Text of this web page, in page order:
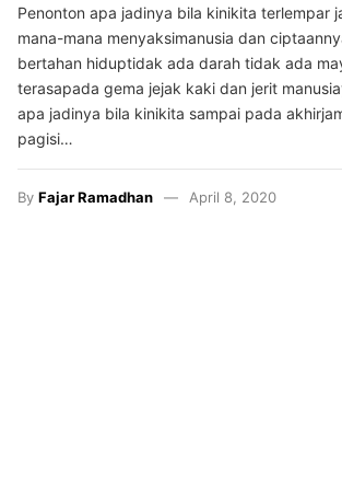
Penonton apa jadinya bila kinikita terlempar
mana-mana menyaksimanusia dan
bertahan hiduptidak ada darah tidak ada
terasapada gema jejak kaki dan jerit
apa jadinya bila kinikita sampai pada
pagisi…
By Fajar Ramadhan April 8, 2020